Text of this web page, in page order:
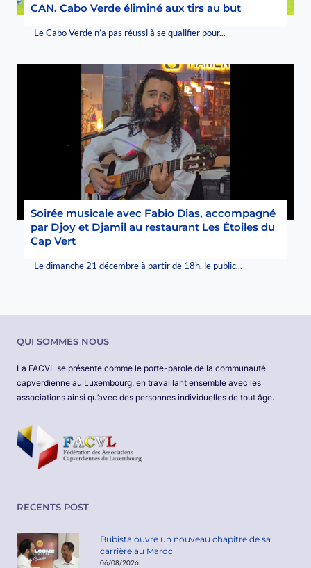
CAN. Cabo Verde éliminé aux tirs au but
Le Cabo Verde n’a pas réussi à se qualifier pour...
Soirée musicale avec Fabio Dias, accompagné
par Djoy et Djamil au restaurant Les Étoiles du
Cap Vert
Le dimanche 21 décembre à partir de 18h, le public...
QUI SOMMES NOUS
La FACVL se présente comme le porte-parole de la communauté
capverdienne au Luxembourg, en travaillant ensemble avec les
associations ainsi qu’avec des personnes individuelles de tout âge.
RECENTS POST
Bubista ouvre un nouveau chapitre de sa
carrière au Maroc
06/08/2026